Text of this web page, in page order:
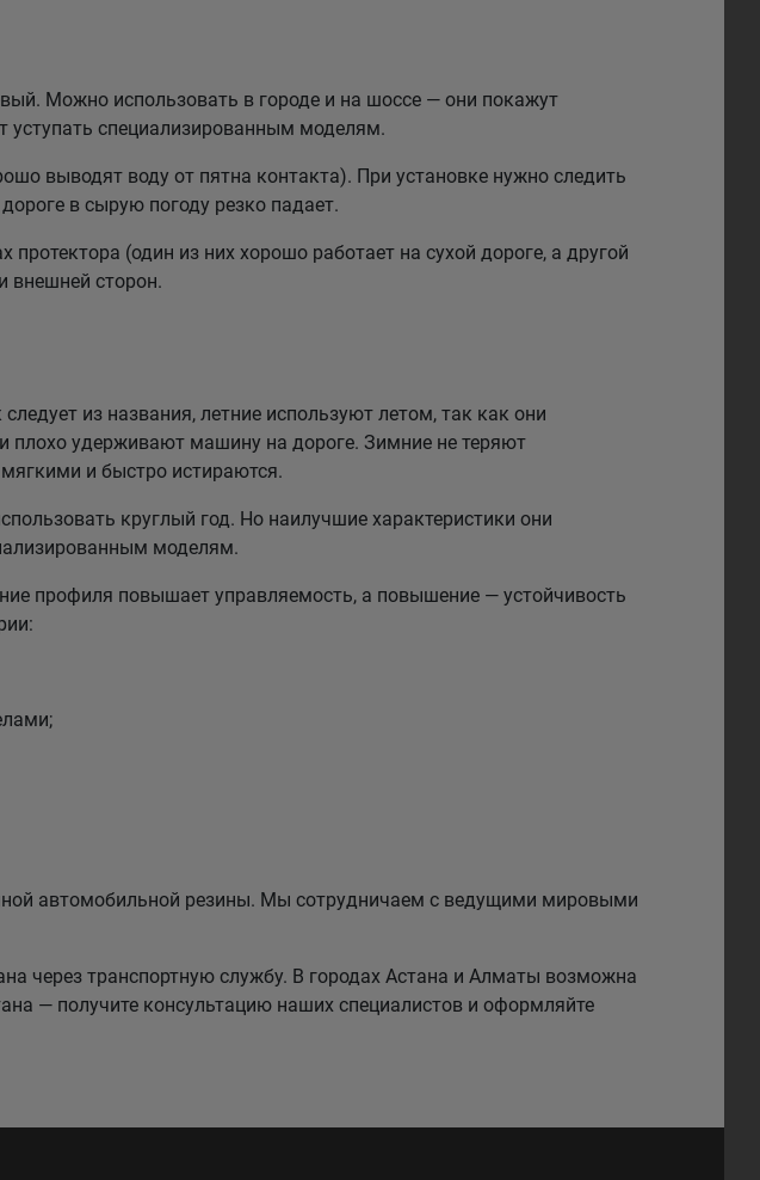
Можно использовать в городе и на шоссе — они покажут
уступать специализированным моделям.
выводят воду от пятна контакта). При установке нужно следить
в сырую погоду резко падает.
(один из них хорошо работает на сухой дороге, а другой
внешней сторон.
из названия, летние используют летом, так как они
плохо удерживают машину на дороге. Зимние не теряют
и быстро истираются.
круглый год. Но наилучшие характеристики они
моделям.
профиля повышает управляемость, а повышение — устойчивость
автомобильной резины. Мы сотрудничаем с ведущими мировыми
через транспортную службу. В городах Астана и Алматы возможна
— получите консультацию наших специалистов и оформляйте